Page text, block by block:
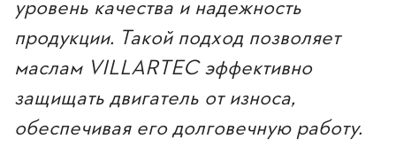
продукции. Такой подход позволяет
маслам VILLARTEC эффективно
защищать двигатель от износа,
обеспечивая его долговечную работу.